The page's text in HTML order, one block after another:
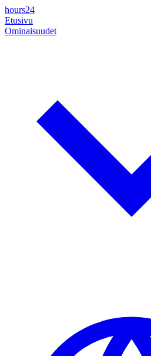
hours24
Etusivu
Ominaisuudet